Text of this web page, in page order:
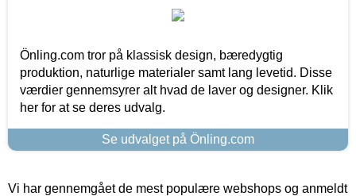
Önling.com tror på klassisk design, bæredygtig
produktion, naturlige materialer samt lang levetid. Disse
værdier gennemsyrer alt hvad de laver og designer. Klik
her for at se deres udvalg.
Se udvalget på Önling.com
Vi har gennemgået de mest populære webshops og anmeldt